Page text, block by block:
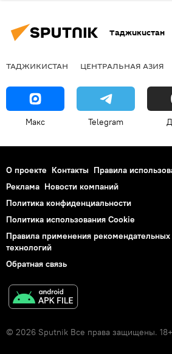
Таджикистан
ТАДЖИКИСТАН ЦЕНТРАЛЬНАЯ АЗИЯ
Макс Telegram
О проекте Контакты Правила
Реклама Новости компаний
Политика конфиденциальности
Политика использования Cookie
Правила применения рекомендательных
технологий
Обратная связь
© 2026 Sputnik Все права защищены. 18+